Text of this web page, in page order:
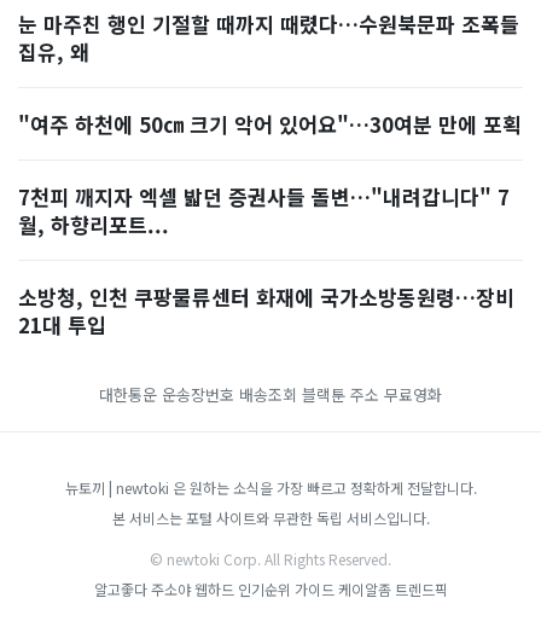
눈 마주친 행인 기절할 때까지 때렸다…수원북문파 조폭들
집유, 왜
"여주 하천에 50㎝ 크기 악어 있어요"…30여분 만에 포획
7천피 깨지자 엑셀 밟던 증권사들 돌변…"내려갑니다" 7
월, 하향리포트...
소방청, 인천 쿠팡물류센터 화재에 국가소방동원령…장비
21대 투입
대한통운 운송장번호 배송조회 블랙툰 주소 무료영화
뉴토끼 | newtoki 은 원하는 소식을 가장 빠르고 정확하게 전달합니다.
본 서비스는 포털 사이트와 무관한 독립 서비스입니다.
© newtoki Corp. All Rights Reserved.
알고좋다 주소야 웹하드 인기순위 가이드 케이알좀 트렌드픽